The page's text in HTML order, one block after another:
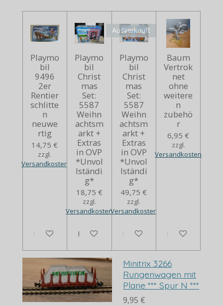
Playmo
bil
9496
2er
Rentier
schlitte
n
neuwe
rtig
14,75 €
zzgl.
Versandkosten
In den Warenkorb
Playmo
bil
Christ
mas
Set:
5587
Weihn
achtsm
arkt +
Extras
in OVP
*Unvol
lständi
g*
18,75 €
zzgl.
Versandkosten
In den Warenkorb
Ausverkauft
Playmo
bil
Christ
mas
Set:
5587
Weihn
achtsm
arkt +
Extras
in OVP
*Unvol
lständi
g*
49,75 €
zzgl.
Versandkosten
Bei Verfügbarkeit
Baum
Vertrok
net
ohne
weitere
n
zubehö
r
6,95 €
zzgl.
Versandkosten
In den
Minitrix 3266
Rungenwagen mit
Plane *** Spur N ***
9,95 €